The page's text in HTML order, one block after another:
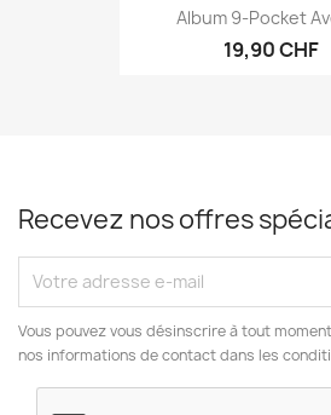
Album 9-Pocket
19,90 CHF
Recevez nos offres
Vous pouvez vous désinscrire à tout
nos informations de contact dans les